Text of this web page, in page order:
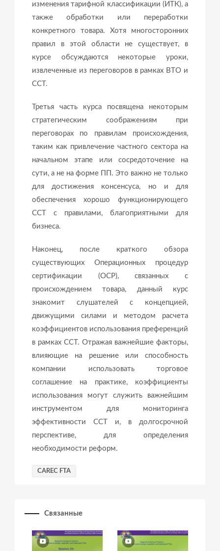
изменения тарифной классификации (ИТК), а
также обработки или переработки
конкретного товара. Хотя многосторонних
правил в этой области не существует, в
курсе обсуждаются некоторые уроки,
извлеченные из переговоров в рамках ВТО и
ССТ.
Третья часть курса посвящена некоторым
стратегическим соображениям при
переговорах по правилам происхождения,
таким как привлечение частного сектора на
начальном этапе или сосредоточение на
сути, а не на форме ПП. Это важно не только
для достижения консенсуса, но и для
обеспечения хорошо функционирующего
ССТ с правилами, благоприятными для
бизнеса.
Наконец, после краткого обзора
существующих Операционных процедур
сертификации (OCP), связанных с
происхождением товара, данный курс
знакомит слушателей с концепцией,
движущими силами и методом расчета
коэффициентов использования преференций
в рамках ССТ. Отражая важнейшие факторы,
влияющие на решение или способность
компании использовать торговое
соглашение на практике, коэффициенты
использования могут служить важнейшим
инструментом для мониторинга
эффективности ССТ и, в долгосрочной
перспективе, для определения
необходимости реформ.
CAREC FTA
Связанные